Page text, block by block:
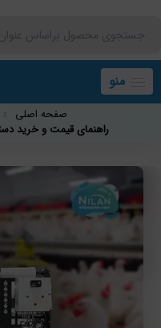
منو
صفحه اصلی
راهنمای قیمت و خرید